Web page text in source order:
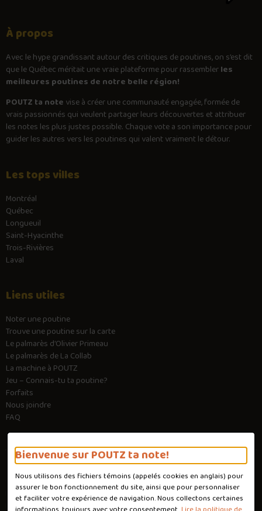
Bienvenue sur POUTZ ta note!
Nous utilisons des fichiers témoins (appelés cookies en anglais) pour
assurer le bon fonctionnement du site, ainsi que pour personnaliser
et faciliter votre expérience de navigation. Nous collectons certaines
À propos
Avec lehypegrandissant autour des critiques de poutines, on s’est dit
que le Québec méritait une vraie plateforme pour rassemblerles
meilleures poutines de notre belle région!
POUTZ ta note vise à créer une communauté engagée, formée de
vrais passionnés qui veulent partager leurs découvertes et attribuer
les notes les plus justes possible. Chaque vote a son importance pour
guider les autres vers les poutines qui valent vraiment le détour.
Les tops villes
Montréal
Québec
Longueuil
Saint-Hyacinthe
Trois-Rivières
Laval
Liens utiles
Noter une poutine
Trouve une poutine sur la carte
Le palmarès d’Olivier Primeau
Le palmarès de La Collab
La machine à POUTZ
Jeu – Connais-tu ta poutine?
Forfaits
Nous joindre
FAQ
Conditions d'utilisation
Politique de confidentialité
Personnaliser les cookies